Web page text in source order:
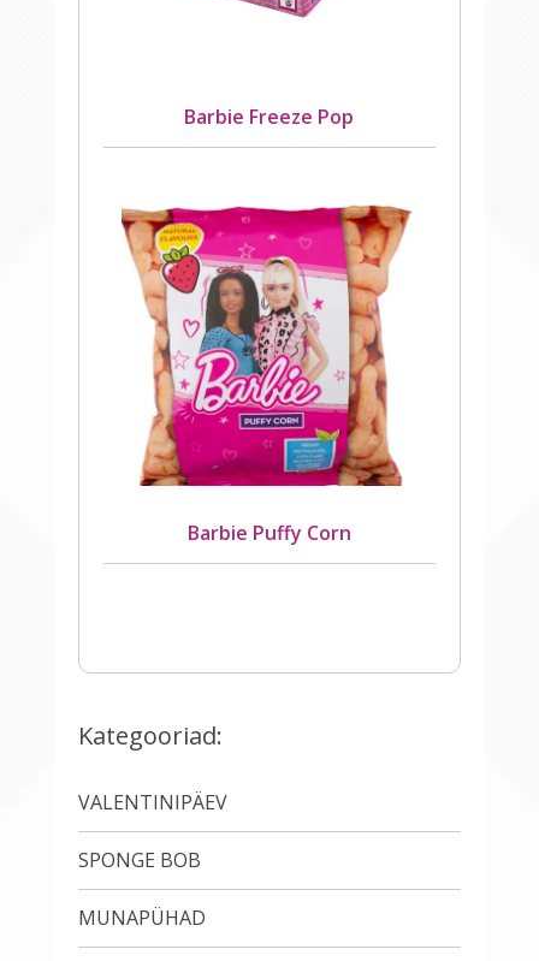
Kategooriad:
VALENTINIPÄEV
SPONGE BOB
MUNAPÜHAD
Barbie Freeze Pop
Barbie Puffy Corn